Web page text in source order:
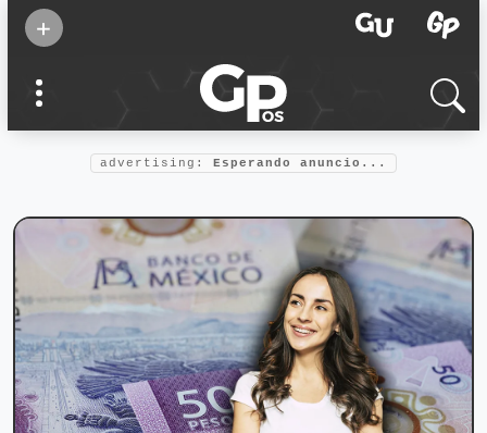
+
confianza
Foro salud
advertising: Esperando anuncio...